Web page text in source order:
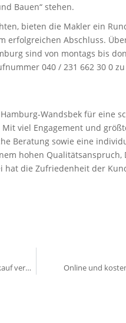
Bauen“ stehen.
bieten die Makler ein
Abschluss.
sind von montags bis
040 / 231 662 30 0
Wandsbek für eine
viel Engagement und
Beratung sowie eine
hohen
die Zufriedenheit der
Sabori Immobilien unterstützt Eigentümer beim Verkauf vermieteter Immobilien Online und